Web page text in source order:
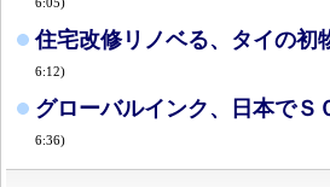
住宅改修リノベる、タイの初
6:12)
グローバルインク、日本でＳ
6:36)